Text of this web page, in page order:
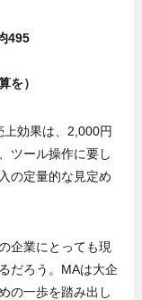
495
を）
効果は、2,000円
ツール操作に要し
の定量的な見定め
企業にとっても現
だろう。MAは大企
の一歩を踏み出し